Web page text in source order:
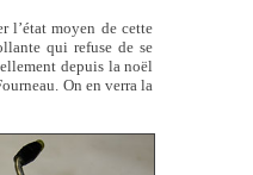
l’état moyen de cette
qui refuse de se
depuis la noël
On en verra la